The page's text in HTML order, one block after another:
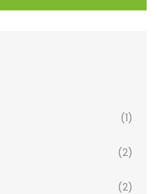
(1)
(2)
(2)